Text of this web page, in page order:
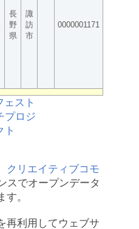
長
野
県
諏
訪
市
0000001171
クリエイティブコモ
スでオープンデータ
。
再利用してウェブサ